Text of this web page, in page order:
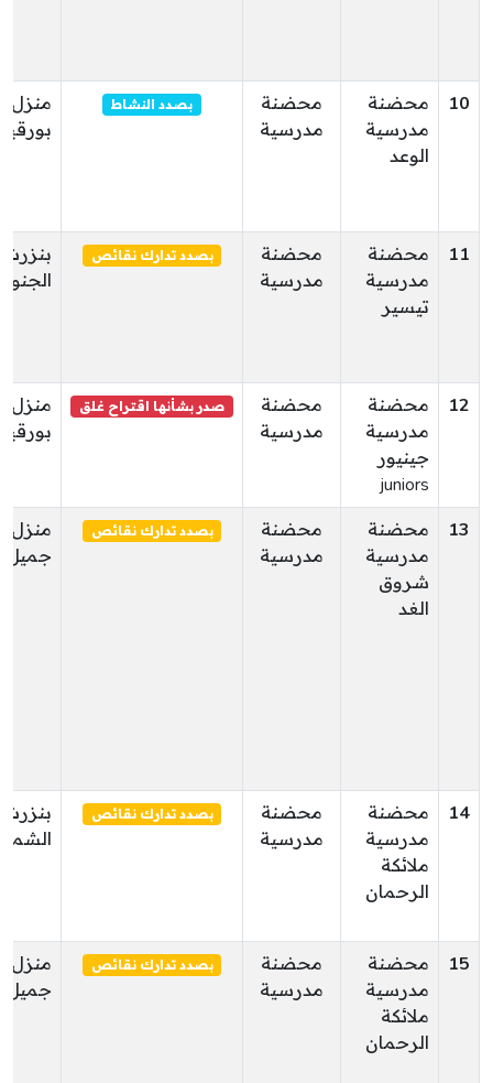
10
محضنة
مدرسية
الوعد
محضنة
مدرسية
بصدد النشاط
منزل
11
محضنة
مدرسية
تيسير
محضنة
مدرسية
بصدد تدارك نقائص
بنزرت
12
محضنة
مدرسية
جينيور
juniors
محضنة
مدرسية
صدر بشأنها اقتراح غلق
منزل
13
محضنة
مدرسية
شروق
الغد
محضنة
مدرسية
بصدد تدارك نقائص
منزل
جميل
14
محضنة
مدرسية
ملائكة
الرحمان
محضنة
مدرسية
بصدد تدارك نقائص
بنزرت
15
محضنة
مدرسية
ملائكة
الرحمان
محضنة
مدرسية
بصدد تدارك نقائص
منزل
جميل